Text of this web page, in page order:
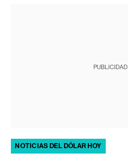
PUBLICIDAD
NOTICIAS DEL DÓLAR HOY